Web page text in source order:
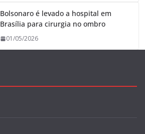
Bolsonaro é levado a hospital em
Brasília para cirurgia no ombro
01/05/2026